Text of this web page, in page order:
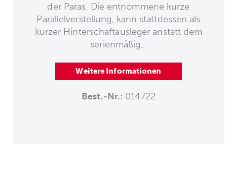
der Paras. Die entnommene kurze
Parallelverstellung, kann stattdessen als
kurzer Hinterschaftausleger anstatt dem
serienmäßig...
Weitere Informationen
Best.-Nr.: 014722